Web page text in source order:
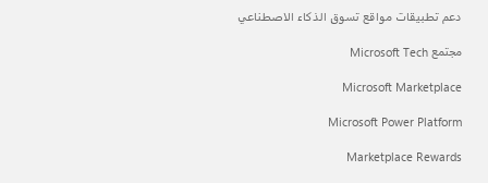
دعم تطبيقات مواقع تسوق الذكاء الاصطناعي
مجتمع Microsoft Tech
Microsoft Marketplace
Microsoft Power Platform
Marketplace Rewards